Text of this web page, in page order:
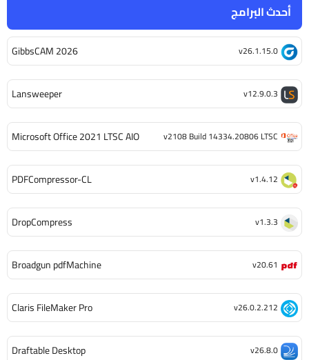
أحدث البرامج
GibbsCAM 2026 v26.1.15.0
Lansweeper v12.9.0.3
Microsoft Office 2021 LTSC AIO v2108 Build 14334.20806 LTSC
PDFCompressor-CL v1.4.12
DropCompress v1.3.3
Broadgun pdfMachine v20.61
Claris FileMaker Pro v26.0.2.212
Draftable Desktop v26.8.0